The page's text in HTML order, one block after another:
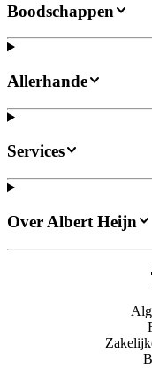
Boodschappen
Allerhande
Services
Over Albert Heijn